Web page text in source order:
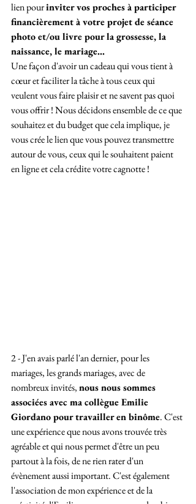
lien pour inviter vos proches à participer
financièrement à votre projet de séance
photo et/ou livre pour la grossesse, la
naissance, le mariage...
Une façon d'avoir un cadeau qui vous tient à
cœur et faciliter la tâche à tous ceux qui
veulent vous faire plaisir et ne savent pas quoi
vous offrir ! Nous décidons ensemble de ce que
souhaitez et du budget que cela implique, je
vous crée le lien que vous pouvez transmettre
autour de vous, ceux qui le souhaitent paient
en ligne et cela crédite votre cagnotte !
2 - J'en avais parlé l'an dernier, pour les
mariages, les grands mariages, avec de
nombreux invités, nous nous sommes
associées avec ma collègue Emilie
Giordano pour travailler en binôme. C'est
une expérience que nous avons trouvée très
agréable et qui nous permet d'être un peu
partout à la fois, de ne rien rater d'un
évènement aussi important. C'est également
l'association de mon expérience et de la